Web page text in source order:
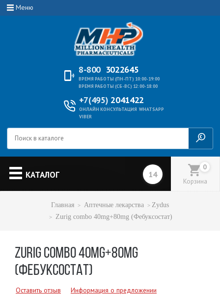
Меню
8-800 3022645
ВРЕМЯ РАБОТЫ (ПН-ПТ) 10:00-19:00
ВРЕМЯ РАБОТЫ (СБ-ВС) 12:00-18:00
+7(495) 2041422
ОНЛАЙН КОНСУЛЬТАЦИЯ WHATSAPP
VIBER
КАТАЛОГ
0
Корзина
Главная Аптечные лекарства
Zydus
Zurig combo 40mg+80mg (Фебуксостат)
ZURIG COMBO 40MG+80MG
(ФЕБУКСОСТАТ)
Оставить отзыв Информация о предложении